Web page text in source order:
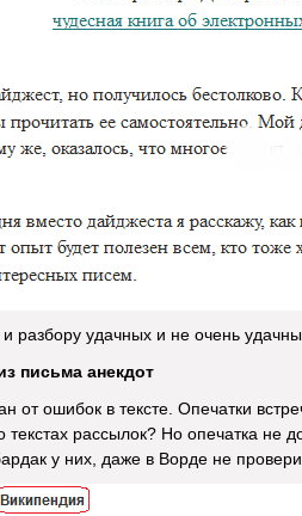
разбору удачных и не очень
письма анекдот
от ошибок в тексте. Опечатки
текстах рассылок? Но опечатка
у них, даже в Ворде не